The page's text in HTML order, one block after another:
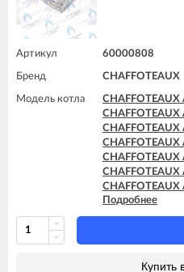
Артикул 60000808
Бренд CHAFFOTEAUX
Модель котла
CHAFFOTEAUX
CHAFFOTEAUX
CHAFFOTEAUX
CHAFFOTEAUX
CHAFFOTEAUX
CHAFFOTEAUX
CHAFFOTEAUX
CHAFFOTEAUX
CHAFFOTEAUX
CHAFFOTEAUX
CHAFFOTEAUX
Подробнее
Купить